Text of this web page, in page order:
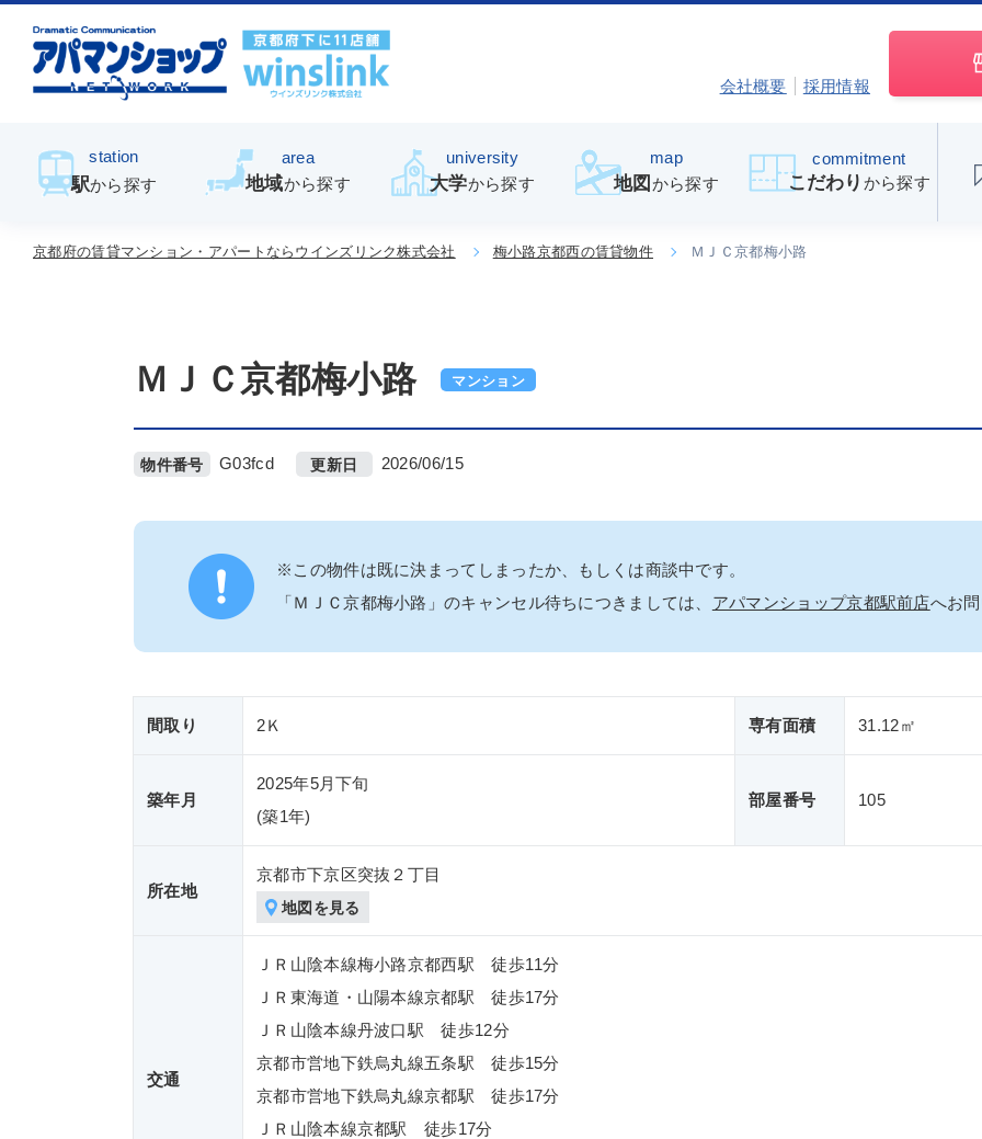
会社概要 採用情報
station
駅から探す
area
地域から探す
university
大学から探す
map
地図 から探す
commitment
こだわり から探す
京都府の賃貸マンション・アパートならウインズリンク株式会社 梅小路京都西の賃貸物件 ＭＪＣ京都梅小路
マンション
ＭＪＣ京都梅小路
物件番号 G03fcd 更新日 2026/06/15
※この物件は既に決まってしまったか、もしくは商談中です。
「ＭＪＣ京都梅小路」のキャンセル待ちにつきましては、 アパマンショップ京都駅前店へお
間取り 2Ｋ 専有面積 31.12㎡
築年月
2025年5月下旬
(築1年)
部屋番号 105
所在地
京都市下京区突抜２丁目
地図を見る
交通
ＪＲ山陰本線梅小路京都西駅 徒歩11分
ＪＲ東海道・山陽本線京都駅 徒歩17分
ＪＲ山陰本線丹波口駅 徒歩12分
京都市営地下鉄烏丸線五条駅 徒歩15分
京都市営地下鉄烏丸線京都駅 徒歩17分
ＪＲ山陰本線京都駅 徒歩17分